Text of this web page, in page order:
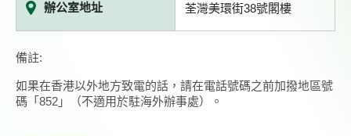
辦公室地址 荃灣美環街38號閣樓
備註:
如果在香港以外地方致電的話，請在電話號碼之前加撥地區號
碼「852」（不適用於駐海外辦事處）。